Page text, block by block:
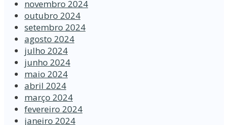
novembro 2024
outubro 2024
setembro 2024
agosto 2024
julho 2024
junho 2024
maio 2024
abril 2024
março 2024
fevereiro 2024
janeiro 2024